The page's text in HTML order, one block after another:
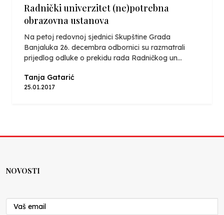
Radnički univerzitet (ne)potrebna
obrazovna ustanova
Na petoj redovnoj sjednici Skupštine Grada
Banjaluka 26. decembra odbornici su razmatrali
prijedlog odluke o prekidu rada Radničkog un...
Tanja Gatarić
25.01.2017
NOVOSTI